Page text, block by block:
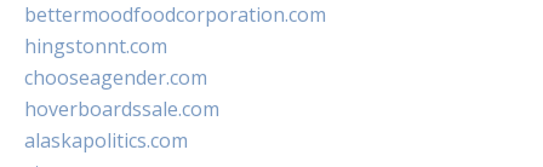
bettermoodfoodcorporation.com
hingstonnt.com
chooseagender.com
hoverboardssale.com
alaskapolitics.com